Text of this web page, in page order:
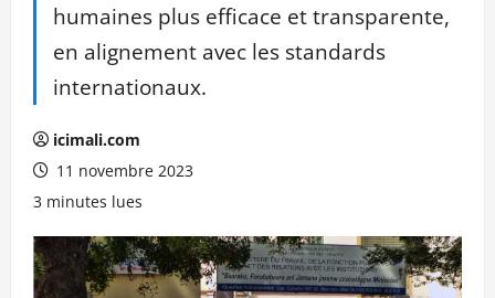
humaines plus efficace et transparente,
en alignement avec les standards
internationaux.
icimali.com
11 novembre 2023
3 minutes lues